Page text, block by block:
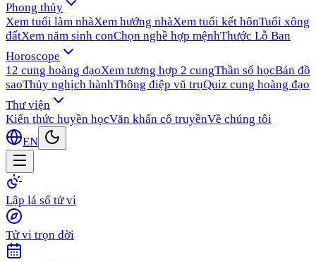
Phong thủy
Xem tuổi làm nhàXem hướng nhàXem tuổi kết hônTuổi xông
đấtXem năm sinh conChọn nghề hợp mệnhThước Lỗ Ban
Horoscope
12 cung hoàng đạoXem tương hợp 2 cungThần số họcBản đồ
saoThủy nghịch hànhThông điệp vũ trụQuiz cung hoàng đạo
Thư viện
Kiến thức huyền họcVăn khấn cổ truyềnVề chúng tôi
EN
Lập lá số tử vi
Tử vi trọn đời